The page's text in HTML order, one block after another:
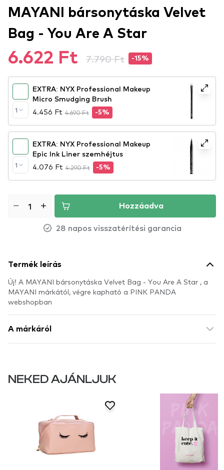
MAYANI bársonytáska Velvet
Bag - You Are A Star
6.622 Ft 7.790 Ft -15%
1
EXTRA: NYX Professional Makeup
Micro Smudging Brush
4.456 Ft 4.690 Ft -5%
1
EXTRA: NYX Professional Makeup
Epic Ink Liner szemhéjtus
4.076 Ft 4.290 Ft -5%
Hozzáadva
28 napos visszatérítési garancia
Termék leírás
Új! A MAYANI bársonytáska Velvet Bag - You Are A Star , a
MAYANI márkától, végre kapható a PINK PANDA
webshopban
A márkáról
NEKED AJÁNLJUK